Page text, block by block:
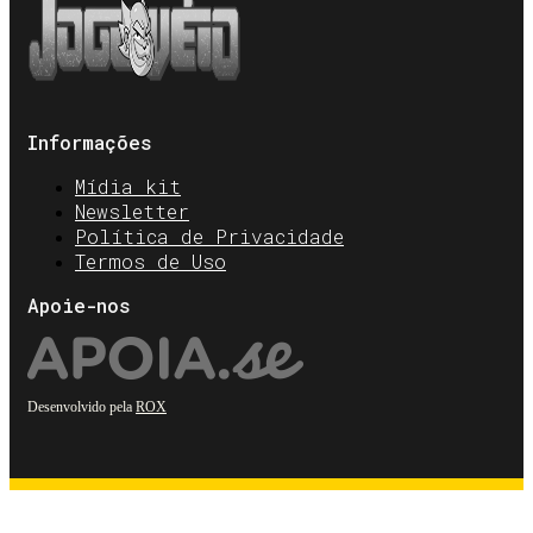
Informações
Mídia kit
Newsletter
Política de Privacidade
Termos de Uso
Apoie-nos
Desenvolvido pela ROX